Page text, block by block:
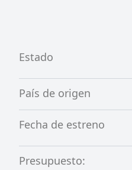
Estado
País de origen
Fecha de estreno
Presupuesto: